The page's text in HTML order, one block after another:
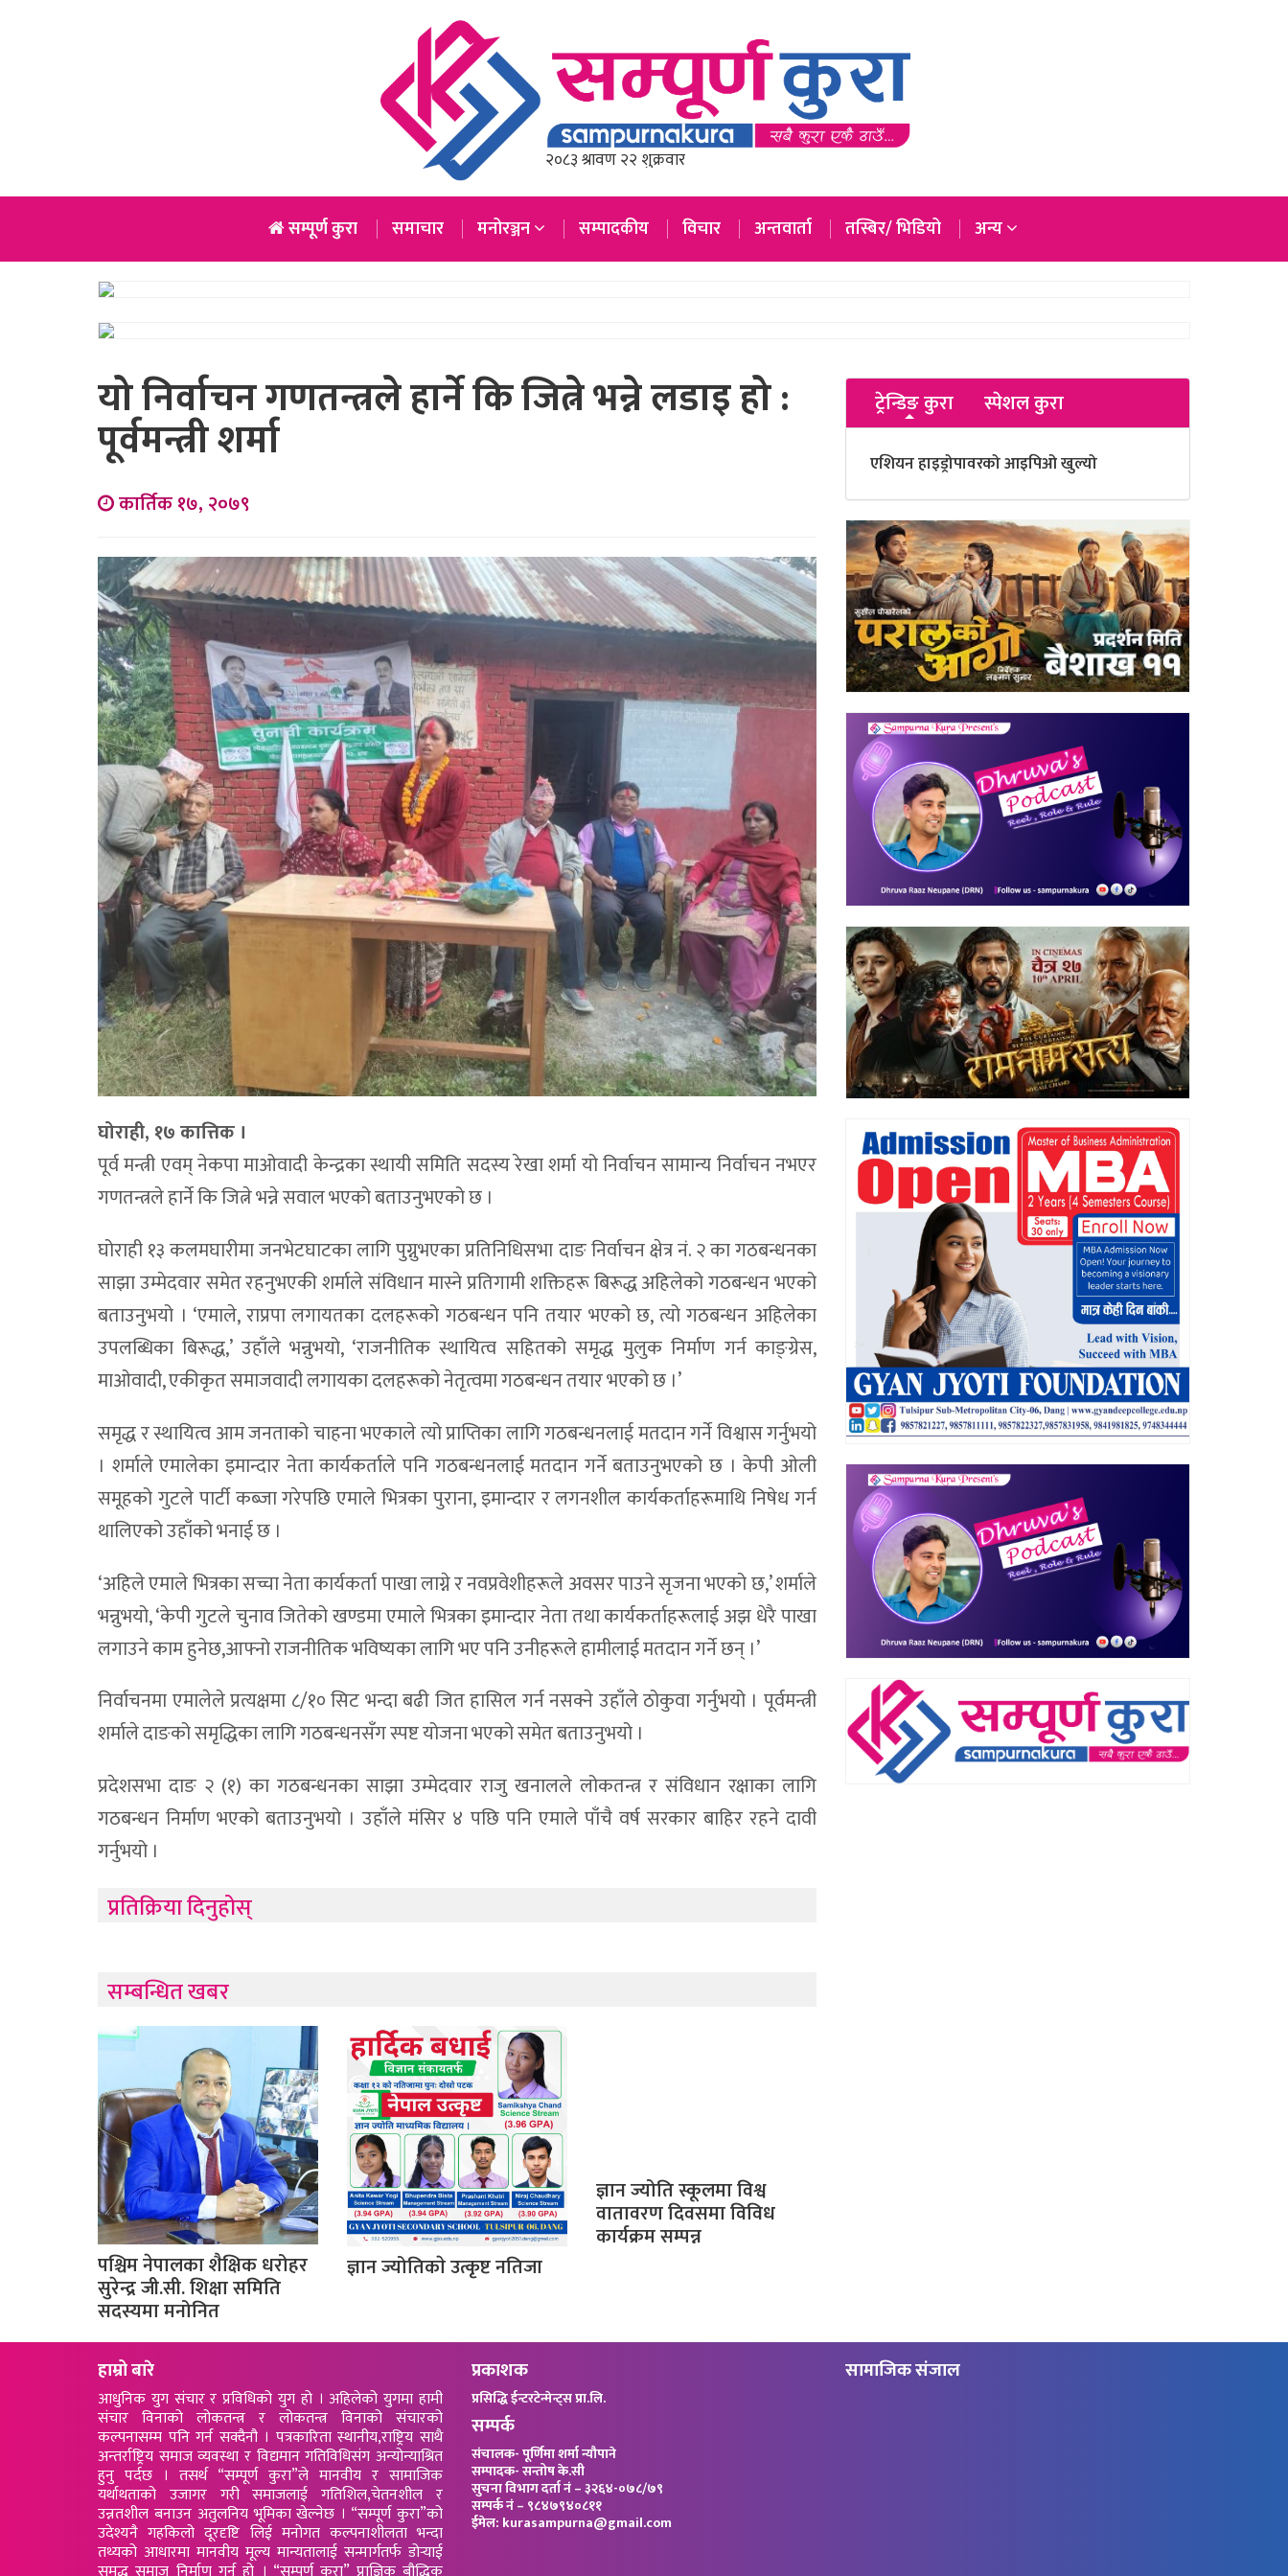
सम्पूर्ण कुरा समाचार मनोरञ्जन सम्पादकीय विचार अन्तवार्ता तस्बिर/ भिडियो अन्य
यो निर्वाचन गणतन्त्रले हार्ने कि जित्ने भन्ने लडाइ हो :
पूर्वमन्त्री शर्मा
कार्तिक १७, २०७९
घोराही, १७ कात्तिक ।
पूर्व मन्त्री एवम् नेकपा माओवादी केन्द्रका स्थायी समिति सदस्य रेखा शर्मा यो निर्वाचन सामान्य निर्वाचन नभएर
गणतन्त्रले हार्ने कि जित्ने भन्ने सवाल भएको बताउनुभएको छ ।
घोराही १३ कलमघारीमा जनभेटघाटका लागि पुग्नुभएका प्रतिनिधिसभा दाङ निर्वाचन क्षेत्र नं. २ का गठबन्धनका
साझा उम्मेदवार समेत रहनुभएकी शर्माले संविधान मास्ने प्रतिगामी शक्तिहरू बिरूद्ध अहिलेको गठबन्धन भएको
बताउनुभयो । ‘एमाले, राप्रपा लगायतका दलहरूको गठबन्धन पनि तयार भएको छ, त्यो गठबन्धन अहिलेका
उपलब्धिका बिरूद्ध,’ उहाँले भन्नुभयो, ‘राजनीतिक स्थायित्व सहितको समृद्ध मुलुक निर्माण गर्न काङ्ग्रेस,
माओवादी, एकीकृत समाजवादी लगायका दलहरूको नेतृत्वमा गठबन्धन तयार भएको छ ।’
समृद्ध र स्थायित्व आम जनताको चाहना भएकाले त्यो प्राप्तिका लागि गठबन्धनलाई मतदान गर्ने विश्वास गर्नुभयो
। शर्माले एमालेका इमान्दार नेता कार्यकर्ताले पनि गठबन्धनलाई मतदान गर्ने बताउनुभएको छ । केपी ओली
समूहको गुटले पार्टी कब्जा गरेपछि एमाले भित्रका पुराना, इमान्दार र लगनशील कार्यकर्ताहरूमाथि निषेध गर्न
थालिएको उहाँको भनाई छ ।
‘अहिले एमाले भित्रका सच्चा नेता कार्यकर्ता पाखा लाग्ने र नवप्रवेशीहरूले अवसर पाउने सृजना भएको छ,’ शर्माले
भन्नुभयो, ‘केपी गुटले चुनाव जितेको खण्डमा एमाले भित्रका इमान्दार नेता तथा कार्यकर्ताहरूलाई अझ धेरै पाखा
लगाउने काम हुनेछ,आफ्नो राजनीतिक भविष्यका लागि भए पनि उनीहरूले हामीलाई मतदान गर्ने छन् ।’
निर्वाचनमा एमालेले प्रत्यक्षमा ८/१० सिट भन्दा बढी जित हासिल गर्न नसक्ने उहाँले ठोकुवा गर्नुभयो । पूर्वमन्त्री
शर्माले दाङको समृद्धिका लागि गठबन्धनसँग स्पष्ट योजना भएको समेत बताउनुभयो ।
प्रदेशसभा दाङ २ (१) का गठबन्धनका साझा उम्मेदवार राजु खनालले लोकतन्त्र र संविधान रक्षाका लागि
गठबन्धन निर्माण भएको बताउनुभयो । उहाँले मंसिर ४ पछि पनि एमाले पाँचै वर्ष सरकार बाहिर रहने दावी
गर्नुभयो ।
प्रतिक्रिया दिनुहोस्
सम्बन्धित खबर
पश्चिम नेपालका शैक्षिक धरोहर
सुरेन्द्र जी.सी. शिक्षा समिति
सदस्यमा मनोनित
ज्ञान ज्योतिकाे उत्कृष्ट नतिजा
ज्ञान ज्योति स्कूलमा विश्व
वातावरण दिवसमा विविध
कार्यक्रम सम्पन्न
ट्रेन्डिङ कुरा स्पेशल कुरा
एशियन हाइड्रोपावरको आइपिओ खुल्यो
हाम्रो बारे
आधुनिक युग संचार र प्रविधिको युग हो । अहिलेको युगमा हामी
संचार विनाको लोकतन्त्र र लोकतन्त्र विनाको संचारको
कल्पनासम्म पनि गर्न सक्दैनौ । पत्रकारिता स्थानीय,राष्ट्रिय साथै
अन्तर्राष्ट्रिय समाज व्यवस्था र विद्यमान गतिविधिसंग अन्योन्याश्रित
हुनु पर्दछ । तसर्थ “सम्पूर्ण कुरा”ले मानवीय र सामाजिक
यर्थाथताको उजागर गरी समाजलाई गतिशिल,चेतनशील र
उन्नतशील बनाउन अतुलनिय भूमिका खेल्नेछ । “सम्पूर्ण कुरा”को
उदेश्यनै गहकिलो दूरदृष्टि लिई मनोगत कल्पनाशीलता भन्दा
तथ्यको आधारमा मानवीय मूल्य मान्यतालाई सन्मार्गतर्फ डोर्‍याई
प्रकाशक
प्रसिद्धि ईन्टरटेन्मेन्ट्स प्रा.लि.
सम्पर्क
संचालक- पूर्णिमा शर्मा न्यौपाने
सम्पादक- सन्तोष के.सी
सुचना विभाग दर्ता नं – ३२६४-०७८/७९
सम्पर्क नं – ९८४७९४०८११
ईमेल: kurasampurna@gmail.com
सामाजिक संजाल